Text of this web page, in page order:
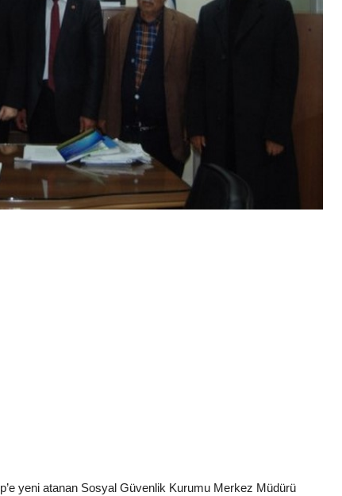
yeni atanan Sosyal Güvenlik Kurumu Merkez Müdürü